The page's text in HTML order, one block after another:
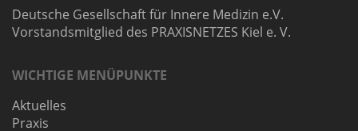
Deutsche Gesellschaft für Innere Medizin e.V.
Vorstandsmitglied des PRAXISNETZES Kiel e. V.
WICHTIGE MENÜPUNKTE
Aktuelles
Praxis